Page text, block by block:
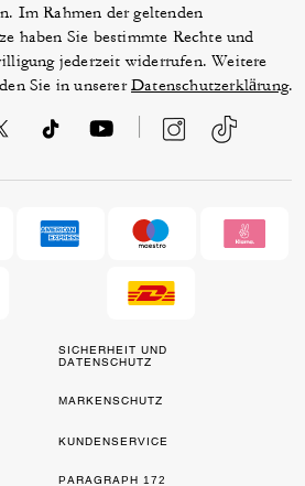
Im Rahmen der geltenden
haben Sie bestimmte Rechte und
jederzeit widerrufen. Weitere
Sie in unsererDatenschutzerklärung.
SICHERHEIT UND
DATENSCHUTZ
MARKENSCHUTZ
KUNDENSERVICE
PARAGRAPH 172